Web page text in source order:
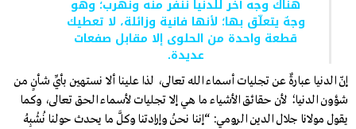
هناك وجه آخر للدنيا ننفر منه ونهرب؛ وهو
وجهٌ يتعلّق بها؛ لأنها فانية وزائلة، لا تعطيك
قطعة واحدة من الحلوى إلا مقابل صفعات
عديدة.
إنّ الدنيا عبارةٌ عن تجليات أسماء الله تعالى، لذا علينا ألا نستهين بأيِّ شأنٍ من
شؤون الدنيا؛ لأن حقائق الأشياء ما هي إلا تجليات لأسماء الحق تعالى، وكما
يقول مولانا جلال الدين الرومي: “إننا نحنُ وإرادتنا وكلَّ ما يحدث حولنا نُشْبِهُ